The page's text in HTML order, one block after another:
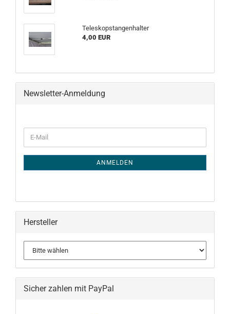
Teleskopstangenhalter
4,00 EUR
Newsletter-Anmeldung
ZUR
NEWSLETTER-
E-
Mail
ANMELDEN
Hersteller
Sicher zahlen mit PayPal